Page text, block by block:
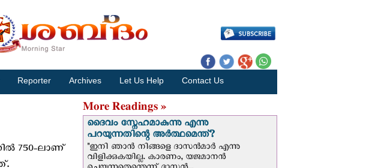
Reporter Archives Let Us Help Contact Us
750-ലാണ്
More Readings »
ദൈവം സ്നേഹമാകുന്നു എന്നു
പറയുന്നതിന്റെ അർത്ഥമെന്ത്?
"ഇനി ഞാന്‍ നിങ്ങളെ ദാസന്‍മാര്‍ എന്നു
വിളിക്കുകയില്ല. കാരണം, യജമാനന്‍